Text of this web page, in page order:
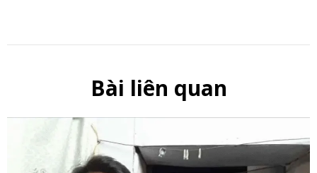
Bài liên quan